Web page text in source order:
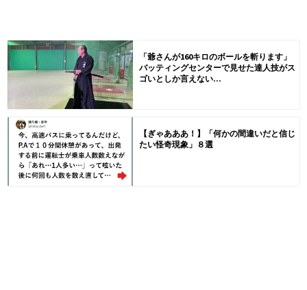
「爺さんが160キロのボールを斬ります」
バッティングセンターで見せた達人技がス
ゴいとしか言えない...
【ぎゃあああ！】「何かの間違いだと信じ
たい怪奇現象」８選